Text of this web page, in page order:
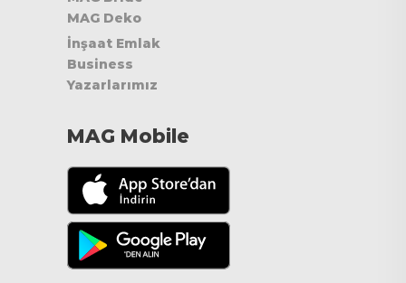
MAG Deko
İnşaat Emlak
Business
Yazarlarımız
MAG Mobile